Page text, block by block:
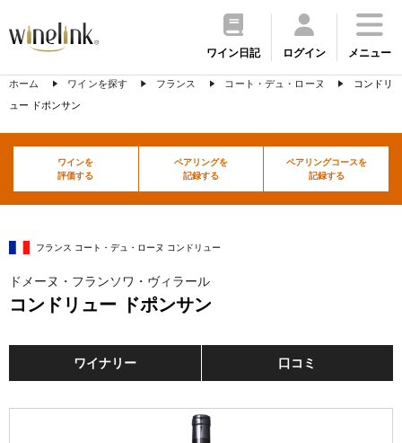
ワイン日記 ログイン メニュー
ホーム ワインを探す フランス コート・デュ・ローヌ
コンドリ
ュー ドポンサン
ワインを
評価する
ペアリングを
記録する
ペアリングコースを
記録する
フランス コート・デュ・ローヌ コンドリュー
ドメーヌ・フランソワ・ヴィラール
コンドリュー ドポンサン
ワイナリー 口コミ